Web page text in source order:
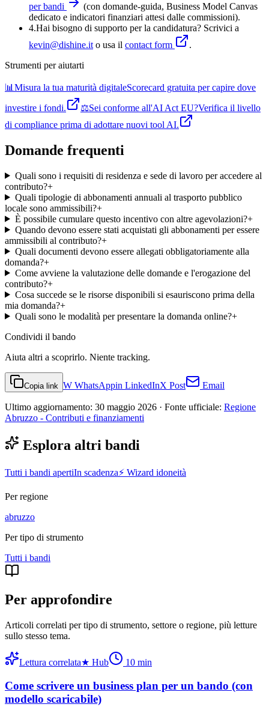
per bandi
(con domande-guida, Business Model Canvas
dedicato e indicatori finanziari attesi dalle commissioni).
4.Hai bisogno di supporto per la candidatura? Scrivici a
kevin@dishine.it o usa il contact form
.
Strumenti per aiutarti
📊 Misura la tua maturità digitaleScorecard gratuita per capire dove
investire i fondi.
⚖️Sei conforme all'AI Act EU?Verifica il livello
di compliance prima di adottare nuovi tool AI.
Domande frequenti
Quali sono i requisiti di residenza e sede di lavoro per accedere al
contributo?+
Quali tipologie di abbonamenti annuali al trasporto pubblico
locale sono ammissibili?+
È possibile cumulare questo incentivo con altre agevolazioni?+
Quando devono essere stati acquistati gli abbonamenti per essere
ammissibili al contributo?+
Quali documenti devono essere allegati obbligatoriamente alla
domanda?+
Come avviene la valutazione delle domande e l'erogazione del
contributo?+
Cosa succede se le risorse disponibili si esauriscono prima della
mia domanda?+
Quali sono le modalità per presentare la domanda online?+
Condividi il bando
Aiuta altri a scoprirlo. Niente tracking.
Copia link W WhatsAppin LinkedInX Post Email
Ultimo aggiornamento: 30 maggio 2026 · Fonte ufficiale: Regione
Abruzzo - Contributi e finanziamenti
Esplora altri bandi
Tutti i bandi apertiIn scadenza⚡ Wizard idoneità
Per regione
abruzzo
Per tipo di strumento
Tutti i bandi
Per approfondire
Articoli correlati per tipo di strumento, settore o regione, più letture
sullo stesso tema.
Lettura correlata★ Hub 10 min
Come scrivere un business plan per un bando (con
modello scaricabile)